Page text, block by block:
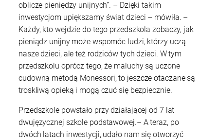
oblicze pieniędzy unijnych”. – Dzięki takim
inwestycjom upiększamy świat dzieci – mówiła. –
Każdy, kto wejdzie do tego przedszkola zobaczy, jak
pieniądz unijny może wspomóc ludzi, którzy uczą
nasze dzieci, ale też rodziców tych dzieci. W tym
przedszkolu oprócz tego, że maluchy są uczone
cudowną metodą Monessori, to jeszcze otaczane są
troskliwą opieką i mogą czuć się bezpiecznie.
Przedszkole powstało przy działającej od 7 lat
dwujęzycznej szkole podstawowej.– A teraz, po
dwóch latach inwestycji, udało nam się otworzyć